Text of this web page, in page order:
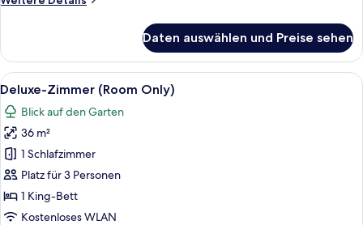
Zimmer
(Connecting
Room)
Daten auswählen und Preise sehen
Alle
Fotos
für
Deluxe-
Zimmer
(Room
Only)
anzeigen
Ein Hotelzimmer mit einem großen
7
Deluxe-Zimmer (Room Only)
Blick auf den Garten
36 m²
1 Schlafzimmer
Platz für 3 Personen
1 King-Bett
Kostenloses WLAN